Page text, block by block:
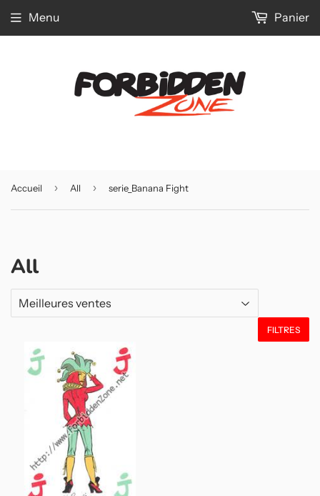
Menu Panier
Accueil › All › serie_Banana Fight
All
FILTRES